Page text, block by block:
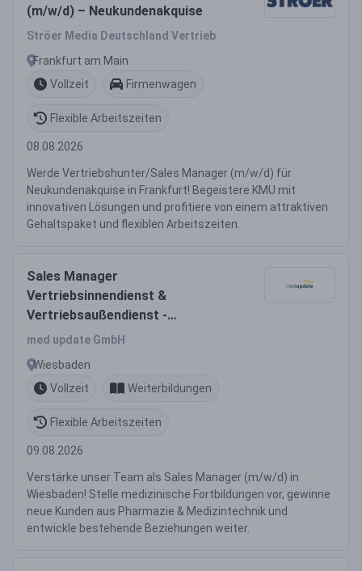
(m/w/d) – Neukundenakquise
Ströer Media Deutschland Vertrieb
Frankfurt am Main
Vollzeit
Firmenwagen
Flexible Arbeitszeiten
08.08.2026
Werde Vertriebshunter/Sales Manager (m/w/d) für
Neukundenakquise in Frankfurt! Begeistere KMU mit
innovativen Lösungen und profitiere von einem attraktiven
Gehaltspaket und flexiblen Arbeitszeiten.
Sales Manager
Vertriebsinnendienst &
Vertriebsaußendienst -
Medizinische Fortbildungen &
med update GmbH
Wiesbaden
Vollzeit
Weiterbildungen
Flexible Arbeitszeiten
09.08.2026
Verstärke unser Team als Sales Manager (m/w/d) in
Wiesbaden! Stelle medizinische Fortbildungen vor, gewinne
neue Kunden aus Pharmazie & Medizintechnik und
entwickle bestehende Beziehungen weiter.